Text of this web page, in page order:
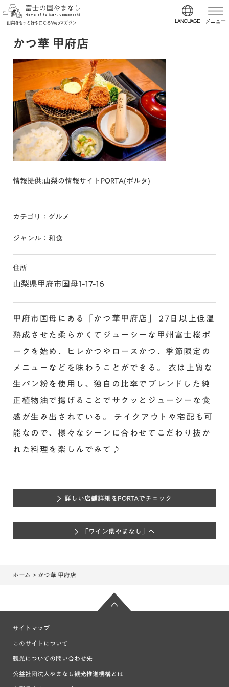
LANGUAGE メニュー
かつ華 甲府店
情報提供:山梨の情報サイトPORTA(ポルタ)
カテゴリ：グルメ
ジャンル：和食
住所
山梨県甲府市国母1-17-16
甲府市国母にある「かつ華甲府店」 27日以上低温
熟成させた柔らかくてジューシーな甲州富士桜ポ
ークを始め、ヒレかつやロースかつ、季節限定の
メニューなどを味わうことができる。 衣は上質な
生パン粉を使用し、独自の比率でブレンドした純
正植物油で揚げることでサクッとジューシーな食
感が生み出されている。 テイクアウトや宅配も可
能なので、様々なシーンに合わせてこだわり抜か
れた料理を楽しんでみて♪
詳しい店舗詳細をPORTAでチェック
「ワイン県やまなし」へ
ホーム > かつ華 甲府店
サイトマップ
このサイトについて
観光についての問い合わせ先
公益社団法人やまなし観光推進機構とは